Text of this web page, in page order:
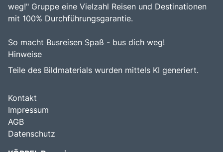
weg!" Gruppe eine Vielzahl Reisen und Destinationen
mit 100% Durchführungsgarantie.
So macht Busreisen Spaß - bus dich weg!
Hinweise
Teile des Bildmaterials wurden mittels KI generiert.
Kontakt
Impressum
AGB
Datenschutz